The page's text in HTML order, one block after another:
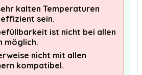
kalten Temperaturen
sein.
ist nicht bei allen
möglich.
nicht mit allen
kompatibel.